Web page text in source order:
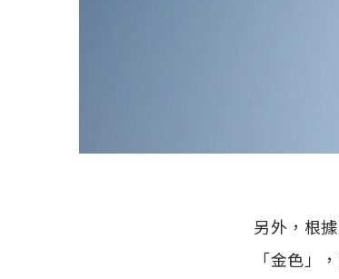
另外，根
「金色」